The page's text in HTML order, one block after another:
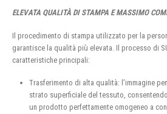
ELEVATA QUALITÀ DI STAMPA E MASSIMO
Il procedimento di stampa utilizzato per la
garantisce la qualità più elevata. Il processo di
caratteristiche principali:
Trasferimento di alta qualità: l’immagine
strato superficiale del tessuto,
un prodotto perfettamente omogeneo a